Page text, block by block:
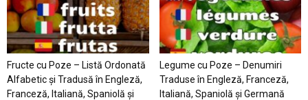
Fructe cu Poze – Listă Ordonată
Alfabetic şi Tradusă în Engleză,
Franceză, Italiană, Spaniolă şi
Legume cu Poze – Denumiri
Traduse în Engleză, Franceză,
Italiană, Spaniolă şi Germană